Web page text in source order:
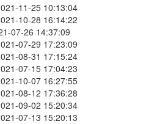
11-25 10:13:04
10-28 16:14:22
07-26 14:37:09
07-29 17:23:09
08-31 17:15:24
07-15 17:04:23
10-07 16:27:55
08-12 17:36:28
09-02 15:20:34
07-13 15:20:13